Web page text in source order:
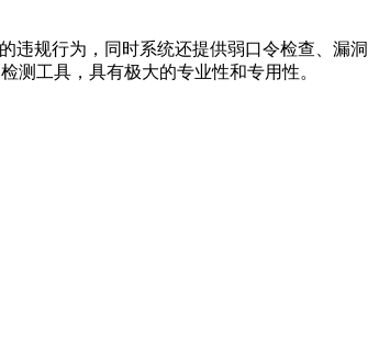
规行为，同时系统还提供弱口令检查、漏洞
测工具，具有极大的专业性和专用性。